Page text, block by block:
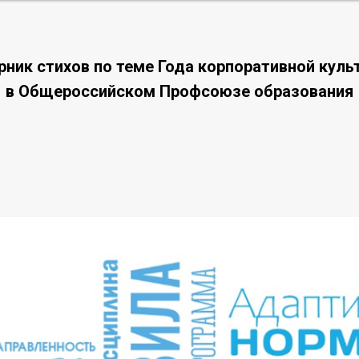
стихов по теме Года корпоративной
в Общероссийском Профсоюзе образования